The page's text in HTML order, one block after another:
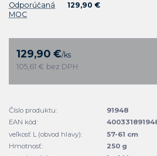
Odporúčaná
MOC
129,90 €
129,90 €/ks
105,61 € bez DPH
Číslo produktu:
91948
EAN kód:
veľkosť L (obvod hlavy):
57-61 cm
Hmotnosť:
250 g